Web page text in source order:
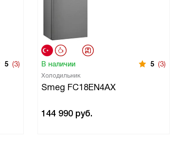
5 (3) В наличии 5 (3)
Холодильник
Smeg FC18EN4AX
144 990 руб.